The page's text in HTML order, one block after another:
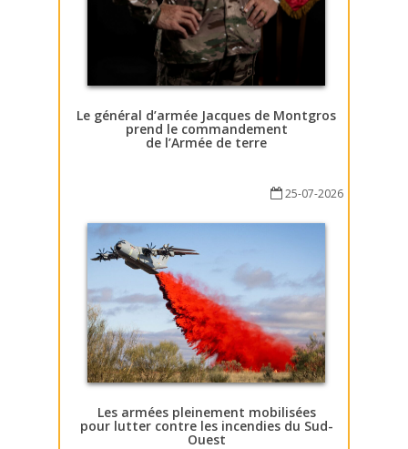
Le général d’armée Jacques de Montgros
prend le commandement
de l’Armée de terre
25-07-2026
Les armées pleinement mobilisées
pour lutter contre les incendies du Sud-
Ouest